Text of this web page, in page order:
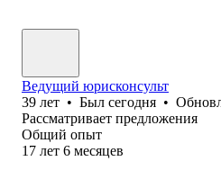
Ведущий юрисконсульт
39 лет • Был сегодня •
Рассматривает предложения
Общий опыт
17 лет 6 месяцев